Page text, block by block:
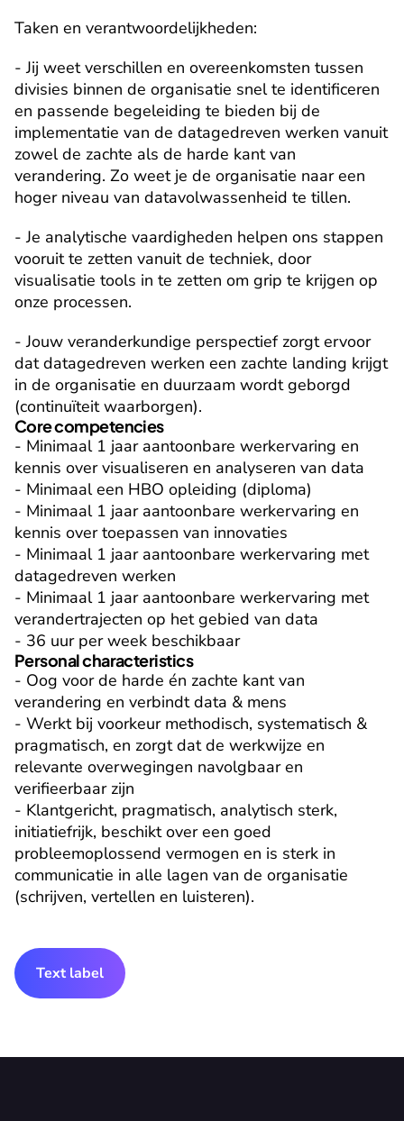
Taken en verantwoordelijkheden:
- Jij weet verschillen en overeenkomsten tussen
divisies binnen de organisatie snel te identificeren
en passende begeleiding te bieden bij de
implementatie van de datagedreven werken vanuit
zowel de zachte als de harde kant van
verandering. Zo weet je de organisatie naar een
hoger niveau van datavolwassenheid te tillen.
- Je analytische vaardigheden helpen ons stappen
vooruit te zetten vanuit de techniek, door
visualisatie tools in te zetten om grip te krijgen op
onze processen.
- Jouw veranderkundige perspectief zorgt ervoor
dat datagedreven werken een zachte landing krijgt
in de organisatie en duurzaam wordt geborgd
(continuïteit waarborgen).
Core competencies
- Minimaal 1 jaar aantoonbare werkervaring en
kennis over visualiseren en analyseren van data
- Minimaal een HBO opleiding (diploma)
- Minimaal 1 jaar aantoonbare werkervaring en
kennis over toepassen van innovaties
- Minimaal 1 jaar aantoonbare werkervaring met
datagedreven werken
- Minimaal 1 jaar aantoonbare werkervaring met
verandertrajecten op het gebied van data
- 36 uur per week beschikbaar
Personal characteristics
- Oog voor de harde én zachte kant van
verandering en verbindt data & mens
- Werkt bij voorkeur methodisch, systematisch &
pragmatisch, en zorgt dat de werkwijze en
relevante overwegingen navolgbaar en
verifieerbaar zijn
- Klantgericht, pragmatisch, analytisch sterk,
initiatiefrijk, beschikt over een goed
probleemoplossend vermogen en is sterk in
communicatie in alle lagen van de organisatie
(schrijven, vertellen en luisteren).
Text label